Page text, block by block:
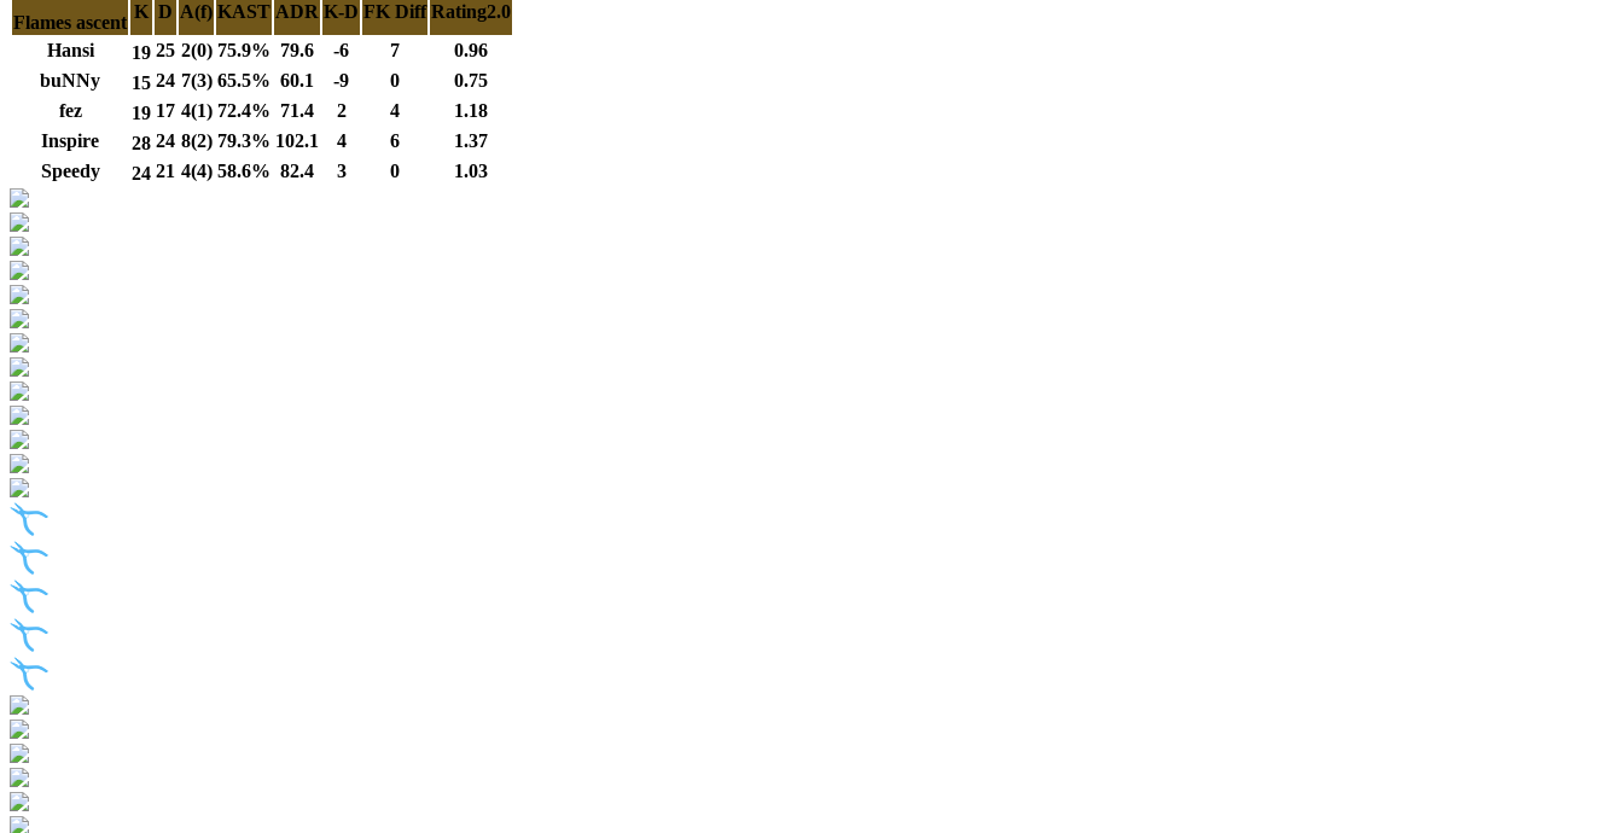
Flames ascent
K D A(f) KAST ADR K-D FK Diff Rating2.0
Hansi
19 25 2(0) 75.9% 79.6 -6 7
0.96
buNNy
15 24 7(3) 65.5% 60.1 -9 0
0.75
fez
19 17 4(1) 72.4% 71.4 2 4
1.18
Inspire
28 24 8(2) 79.3% 102.1 4 6
1.37
Speedy
24 21 4(4) 58.6% 82.4 3 0 1.03